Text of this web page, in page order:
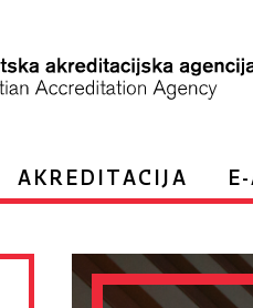
AKREDITACIJA